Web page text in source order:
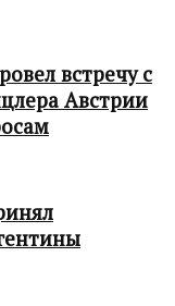
встречу с
Австрии